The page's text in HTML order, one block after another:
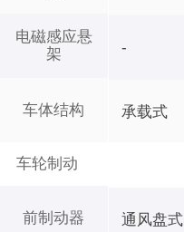
电磁感应悬
架
车体结构
车轮制动
前制动器
-
承载式
通风盘式